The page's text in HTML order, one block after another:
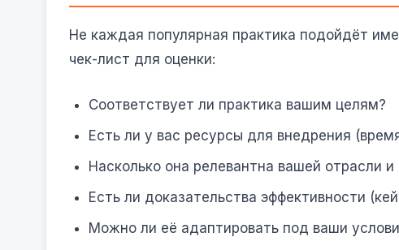
Не каждая популярная практика подойдёт
чек-лист для оценки:
Соответствует ли практика вашим целям?
Есть ли у вас ресурсы для внедрения
Насколько она релевантна вашей отрасли
Есть ли доказательства эффективности
Можно ли её адаптировать под ваши